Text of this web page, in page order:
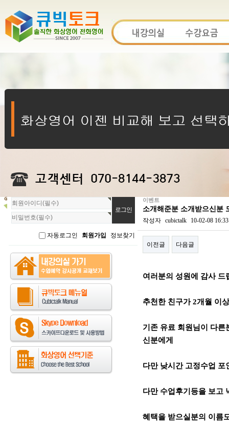
회
원
로
자동로그인 회원가입 정보찾기
이벤트
소개해준분 소개받으신분
작성자 cubictalk 10-02-08 16:33
이전글 다음글
여러분의 성원에 감사 드
추천한 친구가 2개월 이
기존 유료 회원님이 다
신분에게
다만 낮시간 고정수업 포
다만 수업후기등을 보
혜택을 받으실분의 이름